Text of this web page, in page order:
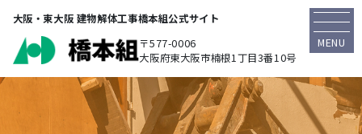
大阪・東大阪 建物解体工事橋本組公式サイト
〒577-0006
大阪府東大阪市楠根1丁目3番10号
MENU